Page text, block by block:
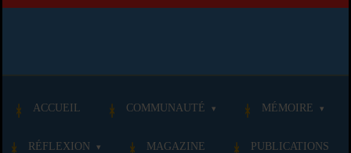
ACCUEIL COMMUNAUTÉ MÉMOIRE
RÉFLEXION MAGAZINE PUBLICATIONS